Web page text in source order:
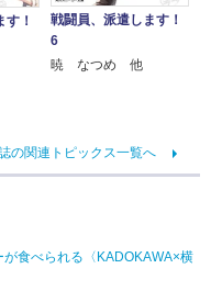
！
戦闘員、派遣します！
6
暁 なつめ 他
の関連トピックス一覧へ
食べられる〈KADOKAWA×横